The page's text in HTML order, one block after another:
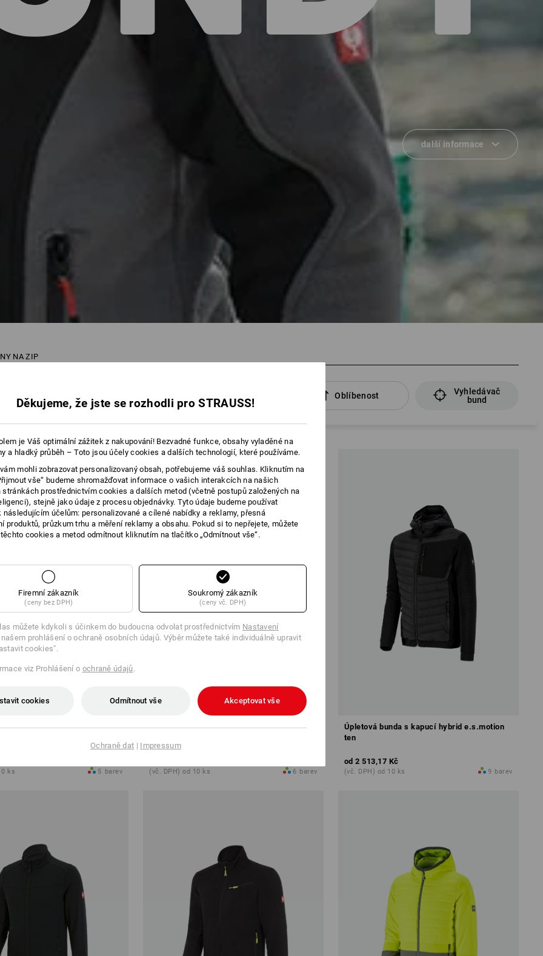
další informace
NA ZIP
Oblíbenost
Vyhledávač
bund
e.s.dynashield
ks 5 barev
Microfleecová bunda dryplexx® micro
(vč. DPH) od 10 ks 6 barev
Úpletová bunda s kapucí hybrid e.s.motion
ten
od 2 513,17 Kč
(vč. DPH) od 10 ks 9 barev
Děkujeme, že jste se rozhodli pro STRAUSS!
je Váš optimální zážitek z nakupování! Bezvadné funkce, obsahy vyladěné na
a hladký průběh – Toto jsou účely cookies a dalších technologií, které používáme.
mohli zobrazovat personalizovaný obsah, potřebujeme váš souhlas. Kliknutím na
vše“ budeme shromažďovat informace o vašich interakcích na našich
stránkách prostřednictvím cookies a dalších metod (včetně postupů založených na
stejně jako údaje z procesu objednávky. Tyto údaje budeme používat
následujícím účelům: personalizované a cílené nabídky a reklamy, přesná
produktů, průzkum trhu a měření reklamy a obsahu. Pokud si to nepřejete, můžete
cookies a metod odmítnout kliknutím na tlačítko „Odmítnout vše“.
Firemní zákazník
(ceny bez DPH)
Soukromý zákazník
(ceny vč. DPH)
můžete kdykoli s účinkem do budoucna odvolat prostřednictvím Nastavení
prohlášení o ochraně osobních údajů. Výběr můžete také individuálně upravit
cookies".
viz Prohlášení o ochraně údajů.
cookies Odmítnout vše Akceptovat vše
Ochraně dat | Impressum